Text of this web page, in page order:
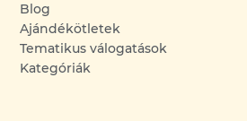
Blog
Ajándékötletek
Tematikus válogatások
Kategóriák